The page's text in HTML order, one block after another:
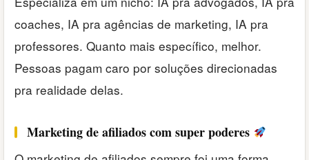
coaches, IA pra agências de marketing, IA pra
professores. Quanto mais específico, melhor.
Pessoas pagam caro por soluções direcionadas
pra realidade delas.
Marketing de afiliados com super poderes